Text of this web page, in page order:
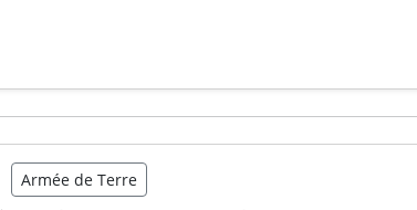
Armée de Terre